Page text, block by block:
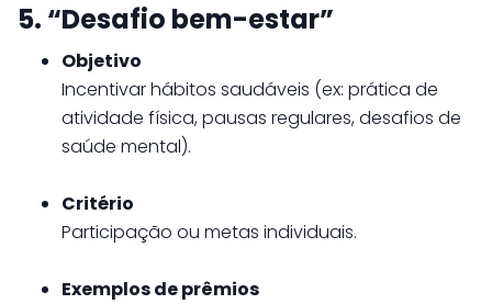
5. “Desafio bem-estar”
Objetivo
Incentivar hábitos saudáveis (ex: prática de
atividade física, pausas regulares, desafios de
saúde mental).
Critério
Participação ou metas individuais.
Exemplos de prêmios